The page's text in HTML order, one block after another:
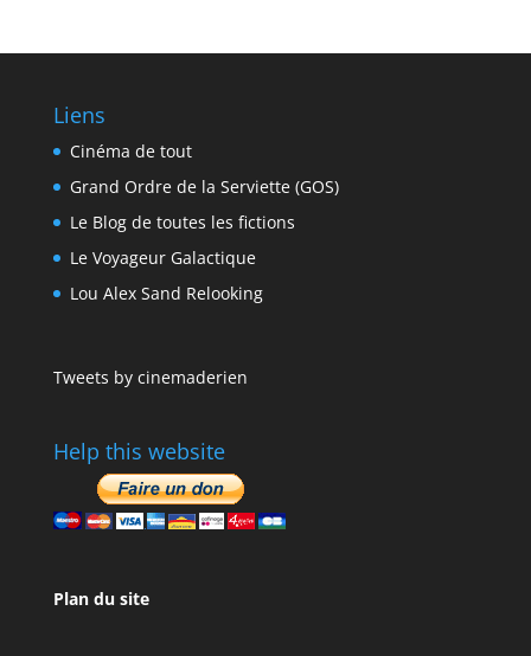
Liens
Cinéma de tout
Grand Ordre de la Serviette (GOS)
Le Blog de toutes les fictions
Le Voyageur Galactique
Lou Alex Sand Relooking
Tweets by cinemaderien
Help this website
Plan du site